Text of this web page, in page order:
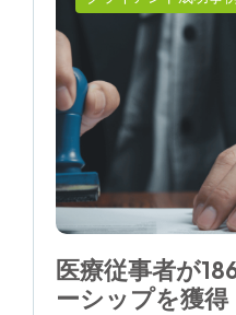
医療従事者が
ーシップを獲得